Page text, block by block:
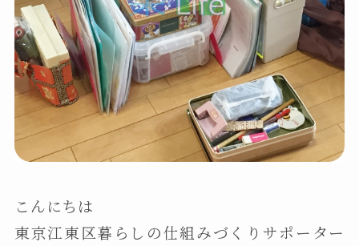
こんにちは
東京江東区暮らしの仕組みづくりサポーター